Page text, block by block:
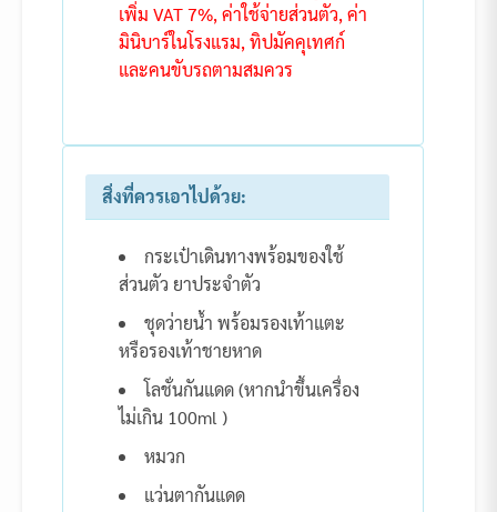
เพิ่ม VAT 7%, ค่าใช้จ่ายส่วนตัว, ค่า
มินิบาร์ในโรงแรม, ทิปมัคคุเทศก์
และคนขับรถตามสมควร
สิ่งที่ควรเอาไปด้วย:
กระเป๋าเดินทางพร้อมของใช้
ส่วนตัว ยาประจำตัว
ชุดว่ายน้ำ พร้อมรองเท้าแตะ
หรือรองเท้าชายหาด
โลชั่นกันแดด (หากนำขึ้นเครื่อง
ไม่เกิน 100ml )
หมวก
แว่นตากันแดด